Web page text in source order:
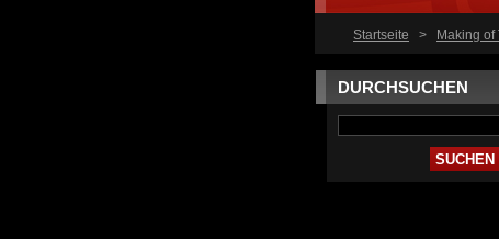
Startseite > Making of
DURCHSUCHEN